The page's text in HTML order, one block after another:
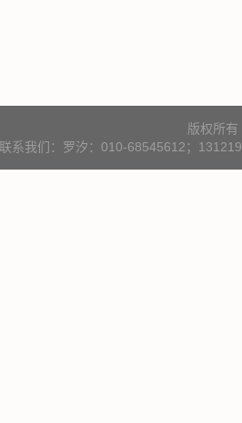
版权所
联系我们：罗汐：010-68545612；